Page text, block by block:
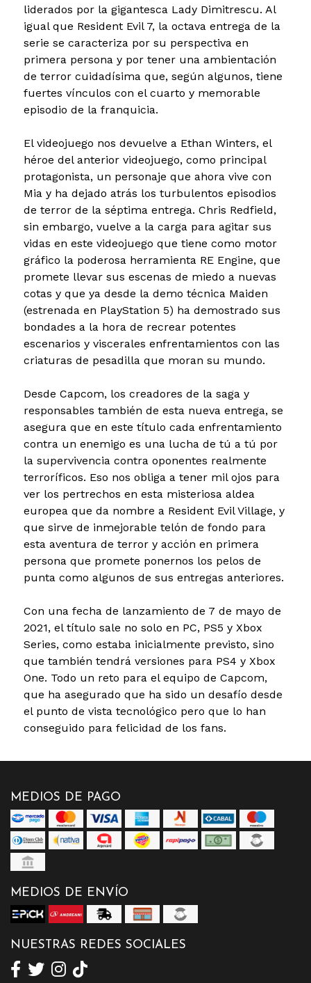
liderados por la gigantesca Lady Dimitrescu. Al
igual que Resident Evil 7, la octava entrega de la
serie se caracteriza por su perspectiva en
primera persona y por tener una ambientación
de terror cuidadísima que, según algunos, tiene
fuertes vínculos con el cuarto y memorable
episodio de la franquicia.
El videojuego nos devuelve a Ethan Winters, el
héroe del anterior videojuego, como principal
protagonista, un personaje que ahora vive con
Mia y ha dejado atrás los turbulentos episodios
de terror de la séptima entrega. Chris Redfield,
sin embargo, vuelve a la carga para agitar sus
vidas en este videojuego que tiene como motor
gráfico la poderosa herramienta RE Engine, que
promete llevar sus escenas de miedo a nuevas
cotas y que ya desde la demo técnica Maiden
(estrenada en PlayStation 5) ha demostrado sus
bondades a la hora de recrear potentes
escenarios y viscerales enfrentamientos con las
criaturas de pesadilla que moran su mundo.
Desde Capcom, los creadores de la saga y
responsables también de esta nueva entrega, se
asegura que en este título cada enfrentamiento
contra un enemigo es una lucha de tú a tú por
la supervivencia contra oponentes realmente
terroríficos. Eso nos obliga a tener mil ojos para
ver los pertrechos en esta misteriosa aldea
europea que da nombre a Resident Evil Village, y
que sirve de inmejorable telón de fondo para
esta aventura de terror y acción en primera
persona que promete ponernos los pelos de
punta como algunos de sus entregas anteriores.
Con una fecha de lanzamiento de 7 de mayo de
2021, el título sale no solo en PC, PS5 y Xbox
Series, como estaba inicialmente previsto, sino
que también tendrá versiones para PS4 y Xbox
One. Todo un reto para el equipo de Capcom,
que ha asegurado que ha sido un desafío desde
el punto de vista tecnológico pero que lo han
conseguido para felicidad de los fans.
MEDIOS DE PAGO
MEDIOS DE ENVÍO
NUESTRAS REDES SOCIALES